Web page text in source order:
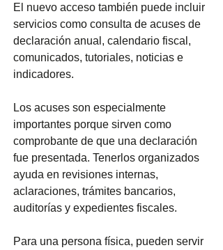
El nuevo acceso también puede incluir
servicios como consulta de acuses de
declaración anual, calendario fiscal,
comunicados, tutoriales, noticias e
indicadores.
Los acuses son especialmente
importantes porque sirven como
comprobante de que una declaración
fue presentada. Tenerlos organizados
ayuda en revisiones internas,
aclaraciones, trámites bancarios,
auditorías y expedientes fiscales.
Para una persona física, pueden servir